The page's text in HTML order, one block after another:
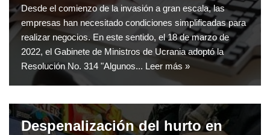
Desde el comienzo de la invasión a gran escala, las
empresas han necesitado condiciones simplificadas para
realizar negocios. En este sentido, el 18 de marzo de
2022, el Gabinete de Ministros de Ucrania adoptó la
Resolución No. 314 "Algunos... Leer más »
Despenalización del hurto en